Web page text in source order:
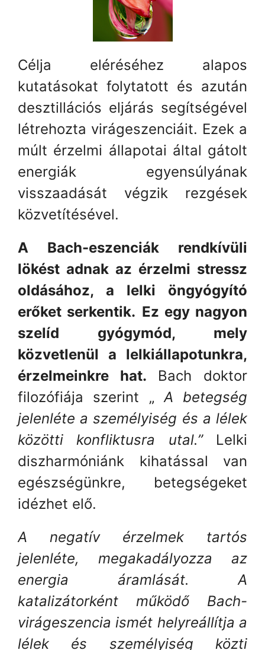
Célja eléréséhez alapos
kutatásokat folytatott és azután
desztillációs eljárás segítségével
létrehozta virágeszenciáit. Ezek a
múlt érzelmi állapotai által gátolt
energiák egyensúlyának
visszaadását végzik rezgések
közvetítésével.
A Bach-eszenciák rendkívüli
lökést adnak az érzelmi stressz
oldásához, a lelki öngyógyító
erőket serkentik. Ez egy nagyon
szelíd gyógymód, mely
közvetlenül a lelkiállapotunkra,
érzelmeinkre hat. Bach doktor
filozófiája szerint „ A betegség
jelenléte a személyiség és a lélek
közötti konfliktusra utal.”Lelki
diszharmóniánk kihatással van
egészségünkre, betegségeket
idézhet elő.
A negatív érzelmek tartós
jelenléte, megakadályozza az
energia áramlását. A
katalizátorként működő Bach-
virágeszencia ismét helyreállítja a
lélek és személyiség közti